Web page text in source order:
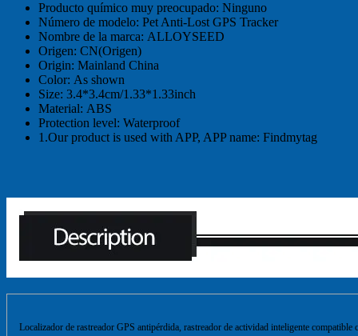
Producto químico muy preocupado: Ninguno
Número de modelo: Pet Anti-Lost GPS Tracker
Nombre de la marca: ALLOYSEED
Origen: CN(Origen)
Origin: Mainland China
Color: As shown
Size: 3.4*3.4cm/1.33*1.33inch
Material: ABS
Protection level: Waterproof
1.Our product is used with APP, APP name: Findmytag
Localizador de rastreador GPS antipérdida, rastreador de actividad inteligente